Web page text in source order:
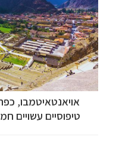
אויאנטאיטמבו,
טיפוסיים עשויים